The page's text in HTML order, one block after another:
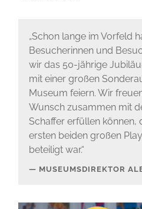
„Schon lange im Vorfeld
Besucherinnen und
wir das 50-jährige
mit einer großen
Museum feiern. Wir
Wunsch zusammen mit
Schaffer erfüllen können,
ersten beiden großen
beteiligt war.“
MUSEUMSDIREKTOR